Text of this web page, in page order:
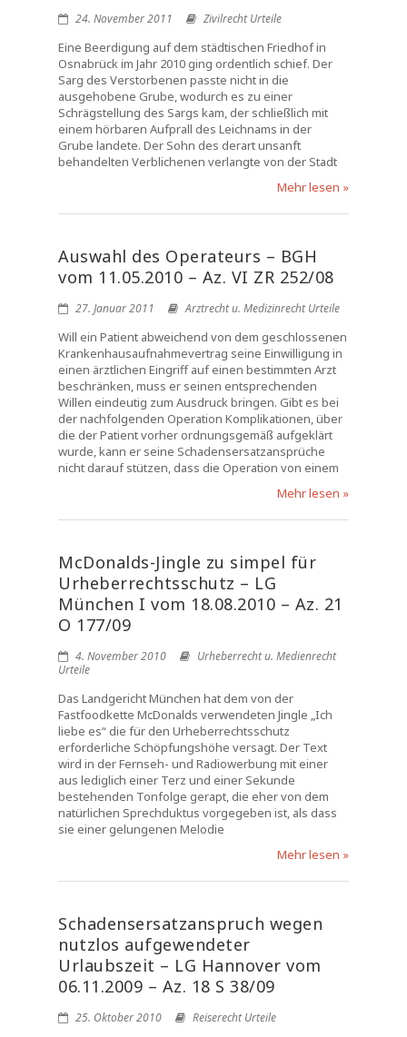
24. November 2011 Zivilrecht Urteile
Eine Beerdigung auf dem städtischen Friedhof in
Osnabrück im Jahr 2010 ging ordentlich schief. Der
Sarg des Verstorbenen passte nicht in die
ausgehobene Grube, wodurch es zu einer
Schrägstellung des Sargs kam, der schließlich mit
einem hörbaren Aufprall des Leichnams in der
Grube landete. Der Sohn des derart unsanft
behandelten Verblichenen verlangte von der Stadt
Mehr lesen »
Auswahl des Operateurs – BGH
vom 11.05.2010 – Az. VI ZR 252/08
27. Januar 2011 Arztrecht u. Medizinrecht Urteile
Will ein Patient abweichend von dem geschlossenen
Krankenhausaufnahmevertrag seine Einwilligung in
einen ärztlichen Eingriff auf einen bestimmten Arzt
beschränken, muss er seinen entsprechenden
Willen eindeutig zum Ausdruck bringen. Gibt es bei
der nachfolgenden Operation Komplikationen, über
die der Patient vorher ordnungsgemäß aufgeklärt
wurde, kann er seine Schadensersatzansprüche
nicht darauf stützen, dass die Operation von einem
Mehr lesen »
McDonalds-Jingle zu simpel für
Urheberrechtsschutz – LG
München I vom 18.08.2010 – Az. 21
O 177/09
4. November 2010
Urheberrecht u. Medienrecht
Urteile
Das Landgericht München hat dem von der
Fastfoodkette McDonalds verwendeten Jingle „Ich
liebe es“ die für den Urheberrechtsschutz
erforderliche Schöpfungshöhe versagt. Der Text
wird in der Fernseh- und Radiowerbung mit einer
aus lediglich einer Terz und einer Sekunde
bestehenden Tonfolge gerapt, die eher von dem
natürlichen Sprechduktus vorgegeben ist, als dass
sie einer gelungenen Melodie
Mehr lesen »
Schadensersatzanspruch wegen
nutzlos aufgewendeter
Urlaubszeit – LG Hannover vom
06.11.2009 – Az. 18 S 38/09
25. Oktober 2010 Reiserecht Urteile